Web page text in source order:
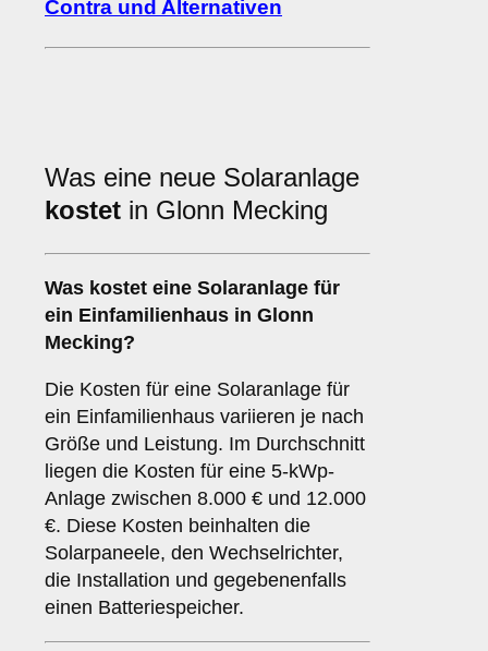
Contra und Alternativen
Was eine neue Solaranlage
kostet in Glonn Mecking
Was kostet eine Solaranlage für
ein Einfamilienhaus in Glonn
Mecking?
Die Kosten für eine Solaranlage für
ein Einfamilienhaus variieren je nach
Größe und Leistung. Im Durchschnitt
liegen die Kosten für eine 5-kWp-
Anlage zwischen 8.000 € und 12.000
€. Diese Kosten beinhalten die
Solarpaneele, den Wechselrichter,
die Installation und gegebenenfalls
einen Batteriespeicher.